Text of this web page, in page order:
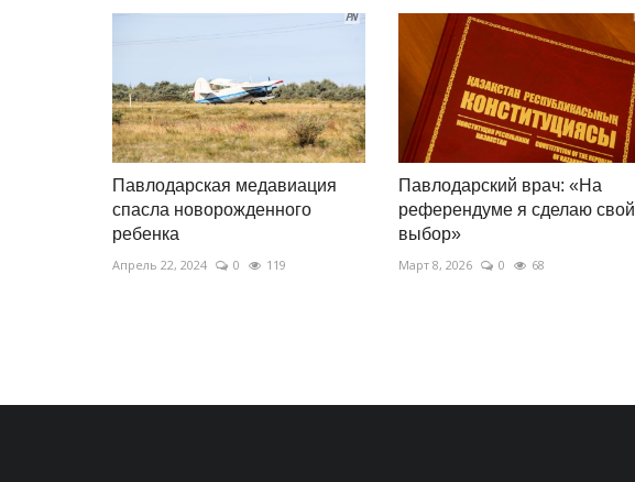
Павлодарская медавиация
спасла новорожденного
ребенка
Апрель 22, 2024 0 119
Павлодарский врач: «На
референдуме я сделаю свой
выбор»
Март 8, 2026 0 68